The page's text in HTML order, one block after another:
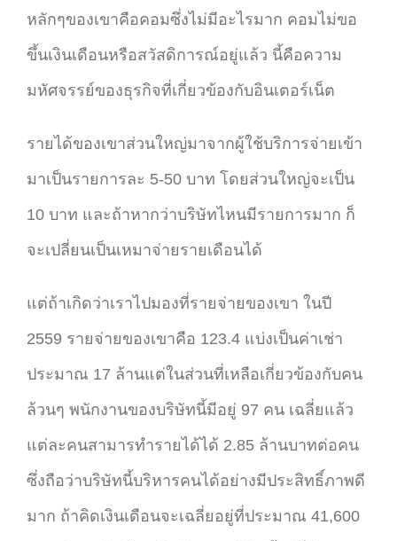
หลักๆของเขาคือคอมซึ่งไม่มีอะไรมาก คอมไม่ขอ
ขึ้นเงินเดือนหรือสวัสดิการณ์อยู่แล้ว นี้คือความ
มหัศจรรย์ของธุรกิจที่เกี่ยวข้องกับอินเตอร์เน็ต
รายได้ของเขาส่วนใหญ่มาจากผู้ใช้บริการจ่ายเข้า
มาเป็นรายการละ 5-50 บาท โดยส่วนใหญ่จะเป็น
10 บาท และถ้าหากว่าบริษัทไหนมีรายการมาก ก็
จะเปลี่ยนเป็นเหมาจ่ายรายเดือนได้
แต่ถ้าเกิดว่าเราไปมองที่รายจ่ายของเขา ในปี
2559 รายจ่ายของเขาคือ 123.4 แบ่งเป็นค่าเช่า
ประมาณ 17 ล้านแต่ในส่วนที่เหลือเกี่ยวข้องกับคน
ล้วนๆ พนักงานของบริษัทนี้มีอยู่ 97 คน เฉลี่ยแล้ว
แต่ละคนสามารทำรายได้ได้ 2.85 ล้านบาทต่อคน
ซึ่งถือว่าบริษัทนี้บริหารคนได้อย่างมีประสิทธิ์ภาพดี
มาก ถ้าคิดเงินเดือนจะเฉลี่ยอยู่ที่ประมาณ 41,600